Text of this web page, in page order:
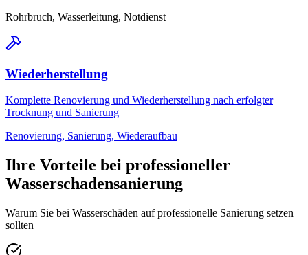
Rohrbruch, Wasserleitung, Notdienst
Wiederherstellung
Komplette Renovierung und Wiederherstellung nach erfolgter
Trocknung und Sanierung
Renovierung, Sanierung, Wiederaufbau
Ihre Vorteile bei professioneller
Wasserschadensanierung
Warum Sie bei Wasserschäden auf professionelle Sanierung setzen
sollten